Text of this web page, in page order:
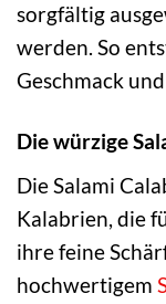
sorgfältig
werden. So
Geschmack
Die würzige
Die Salami
Kalabrien, die
ihre feine
hochwertigem